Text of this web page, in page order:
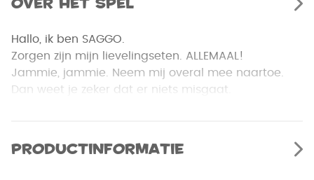
Hallo, ik ben SAGGO.
Zorgen zijn mijn lievelingseten. ALLEMAAL!
Jammie, jammie. Neem mij overal mee naartoe.
Dan weet je zeker dat er niets misgaat.
Productinformatie